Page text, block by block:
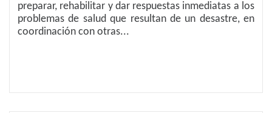
preparar, rehabilitar y dar respuestas inmediatas a los
problemas de salud que resultan de un desastre, en
coordinación con otras...